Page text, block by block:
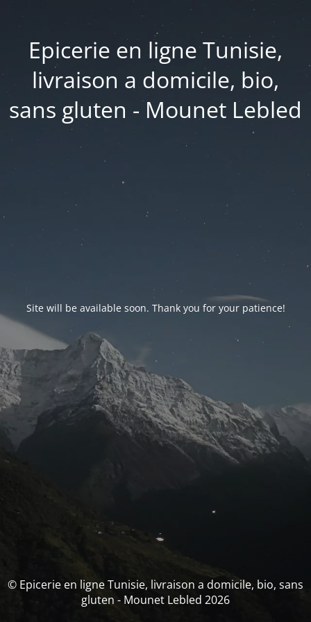
Epicerie en ligne Tunisie,
livraison a domicile, bio,
sans gluten - Mounet Lebled
Site will be available soon. Thank you for your patience!
© Epicerie en ligne Tunisie, livraison a domicile, bio, sans
gluten - Mounet Lebled 2026